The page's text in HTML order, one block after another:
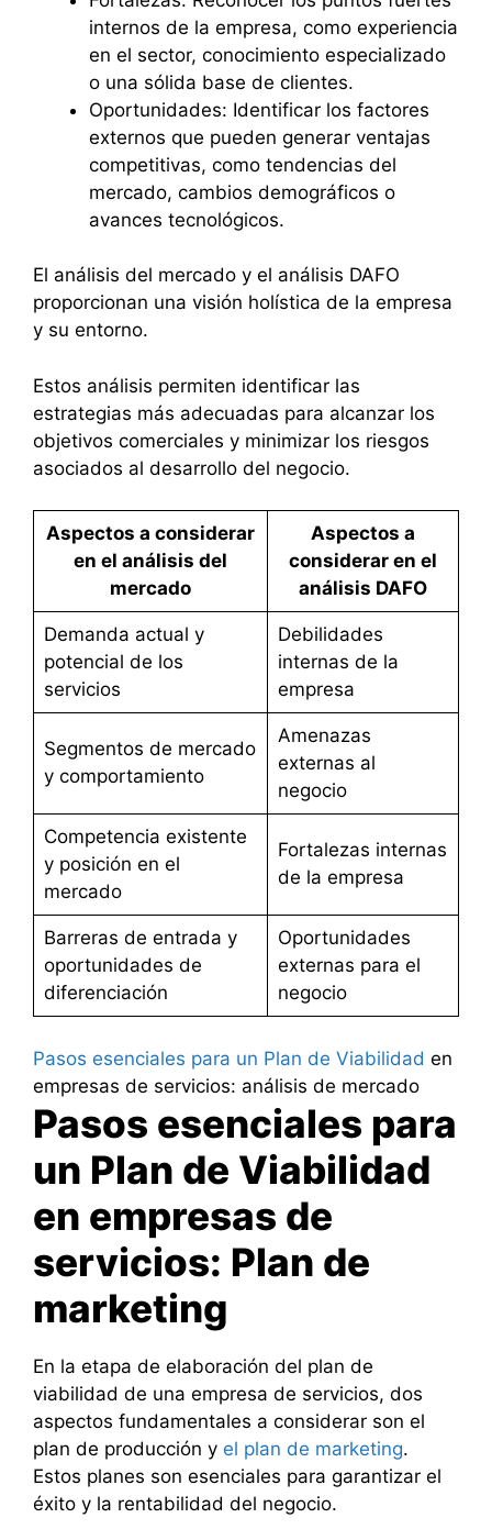
internos de la empresa, como experiencia
en el sector, conocimiento especializado
o una sólida base de clientes.
Oportunidades: Identificar los factores
externos que pueden generar ventajas
competitivas, como tendencias del
mercado, cambios demográficos o
avances tecnológicos.
El análisis del mercado y el análisis DAFO
proporcionan una visión holística de la empresa
y su entorno.
Estos análisis permiten identificar las
estrategias más adecuadas para alcanzar los
objetivos comerciales y minimizar los riesgos
asociados al desarrollo del negocio.
Aspectos a considerar
en el análisis del
mercado
Aspectos a
considerar en el
análisis DAFO
Demanda actual y
potencial de los
servicios
Debilidades
internas de la
empresa
Segmentos de mercado
y comportamiento
Amenazas
externas al
negocio
Competencia existente
y posición en el
mercado
Fortalezas internas
de la empresa
Barreras de entrada y
oportunidades de
diferenciación
Oportunidades
externas para el
negocio
Pasos esenciales para un Plan de Viabilidad en
empresas de servicios: análisis de mercado
Pasos esenciales para
un Plan de Viabilidad
en empresas de
servicios: Plan de
marketing
En la etapa de elaboración del plan de
viabilidad de una empresa de servicios, dos
aspectos fundamentales a considerar son el
plan de producción y el plan de marketing.
Estos planes son esenciales para garantizar el
éxito y la rentabilidad del negocio.